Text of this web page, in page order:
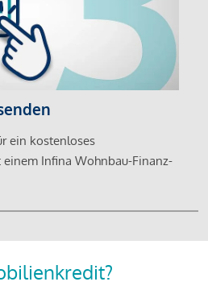
ein kostenloses
einem Infina Wohnbau-Finanz-